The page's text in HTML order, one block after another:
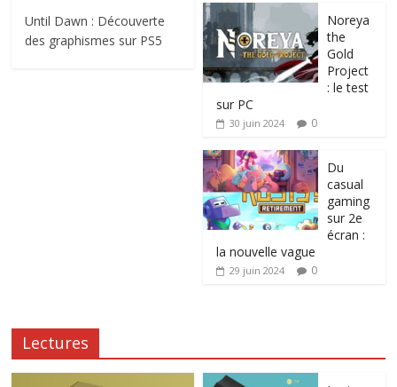
Until Dawn : Découverte
des graphismes sur PS5
Noreya
the
Gold
Project
: le test
sur PC
30 juin 2024 0
Du
casual
gaming
sur 2e
écran :
la nouvelle vague
29 juin 2024 0
Lectures